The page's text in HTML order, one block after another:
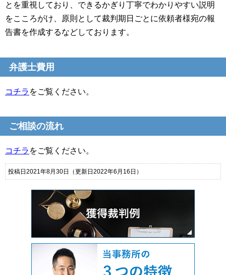
とを重視しており、できるかぎり丁寧でわかりやすい説明
をこころがけ、原則として裁判期日ごとに依頼者様宛の報
告書を作成するなどしております。
弁護士費用
コチラ をご覧ください。
ご相談の流れ
コチラ をご覧ください。
投稿日2021年8月30日 （更新日2022年6月16日）